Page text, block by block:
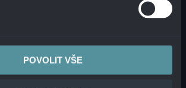
POVOLIT VŠE